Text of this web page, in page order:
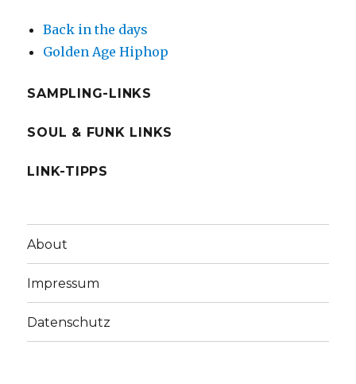
Back in the days
Golden Age Hiphop
SAMPLING-LINKS
SOUL & FUNK LINKS
LINK-TIPPS
About
Impressum
Datenschutz